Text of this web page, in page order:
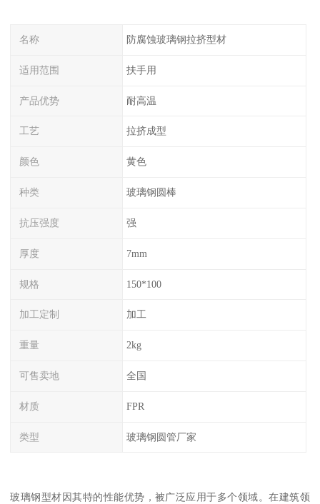
名称 防腐蚀玻璃钢拉挤型材
适用范围 扶手用
产品优势 耐高温
工艺 拉挤成型
颜色 黄色
种类 玻璃钢圆棒
抗压强度 强
厚度 7mm
规格 150*100
加工定制 加工
重量 2kg
可售卖地 全国
材质 FPR
类型 玻璃钢圆管厂家
玻璃钢型材因其特的性能优势，被广泛应用于多个领域。在建筑领